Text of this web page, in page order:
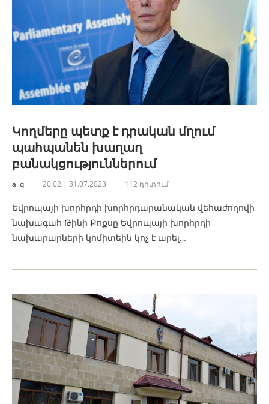
Կողմերը պետք է դրական մղում
պահպանեն խաղաղ
բանակցություններում
aliq 20:02 | 31.07.2023 112 դիտում
Եվրոպայի խորհրդի խորհրդարանական վեհաժողովի
նախագահ Թինի Քոքսը Եվրոպայի խորհրդի
նախարարների կոմիտեին կոչ է արել…